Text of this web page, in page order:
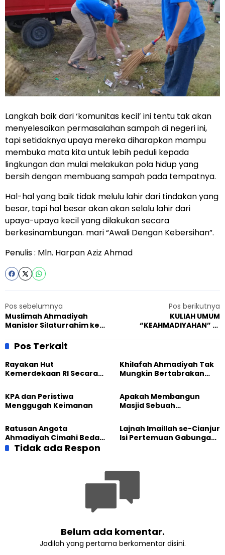
Langkah baik dari ‘komunitas kecil’ ini tentu tak akan
menyelesaikan permasalahan sampah di negeri ini,
tapi setidaknya upaya mereka diharapkan mampu
membuka mata kita untuk lebih peduli kepada
lingkungan dan mulai melakukan pola hidup yang
bersih dengan membuang sampah pada tempatnya.
Hal-hal yang baik tidak melulu lahir dari tindakan yang
besar, tapi hal besar akan akan selalu lahir dari
upaya-upaya kecil yang dilakukan secara
berkesinambungan. mari “Awali Dengan Kebersihan”.
Penulis : Mln. Harpan Aziz Ahmad
Pos sebelumnya
Muslimah Ahmadiyah
Manislor Silaturrahim ke
Pos berikutnya
KULIAH UMUM
“KEAHMADIYAHAN” DI
AHMADIYAH SURABAYA
Pos Terkait
Rayakan Hut
Kemerdekaan RI Secara
Khilafah Ahmadiyah Tak
Mungkin Bertabrakan
KPA dan Peristiwa
Menggugah Keimanan
Apakah Membangun
Masjid Sebuah
Ratusan Angota
Ahmadiyah Cimahi Bedah
Buku Seputar Kenabian
Lajnah Imaillah se-Cianjur
Isi Pertemuan Gabungan
Tidak ada Respon
Belum ada komentar.
Jadilah yang pertama berkomentar disini.